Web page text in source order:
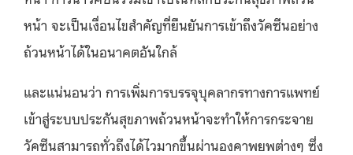
หน้า จะเป็นเงื่อนไขสำคัญที่ยืนยันการเข้าถึงวัคซีนอย่าง
ถ้วนหน้าได้ในอนาคตอันใกล้
และแน่นอนว่า การเพิ่มการบรรจุบุคลากรทางการแพทย์
เข้าสู่ระบบประกันสุขภาพถ้วนหน้าจะทำให้การกระจาย
วัคซีนสามารถทั่วถึงได้ไวมากขึ้นผ่านองคาพยพต่างๆ ซึ่ง